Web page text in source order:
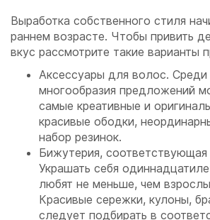
Выработка собственного стиля
раннем возрасте. Чтобы привить
вкус рассмотрите такие варианты
Аксессуары для волос. Среди
многообразия предложений
самые креативные и
красивые ободки,
набор резинок.
Бижутерия, соответствующая
Украшать себя
любят не меньше, чем
Красивые сережки, кулоны,
следует подбирать в